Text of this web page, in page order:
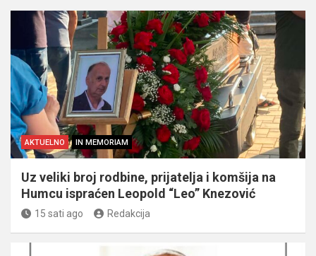
AKTUELNO IN MEMORIAM
Uz veliki broj rodbine, prijatelja i komšija na
Humcu ispraćen Leopold “Leo” Knezović
15 sati ago Redakcija